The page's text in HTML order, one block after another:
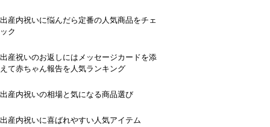
出産内祝いに悩んだら定番の人気商品をチェ
ック
出産祝いのお返しにはメッセージカードを添
えて赤ちゃん報告を人気ランキング
出産内祝いの相場と気になる商品選び
出産内祝いに喜ばれやすい人気アイテム